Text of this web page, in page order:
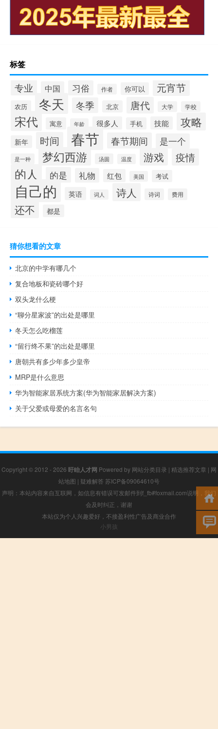
标签
专业 中国 习俗 作者 你可以 元宵节
农历 冬天 冬季 北京 唐代 大学 学校
宋代 寓意 年龄 很多人 手机 技能 攻略
新年 时间 春节 春节期间 是一个
是一种 梦幻西游 汤圆 温度 游戏 疫情
的人 的是 礼物 红包 美国 考试
自己的 英语 词人 诗人 诗词 费用
还不 都是
猜你想看的文章
北京的中学有哪几个
复合地板和瓷砖哪个好
双头龙什么梗
“聊分星家波”的出处是哪里
冬天怎么吃榴莲
“留行终不果”的出处是哪里
唐朝共有多少年多少皇帝
MRP是什么意思
华为智能家居系统方案(华为智能家居解决方案)
关于父爱或母爱的名言名句
Copyright © 2012 - 2026 盱眙人才网 Powered by 网站分类目录 | 精选推荐文章 | 网
站地图 | 疑难解答 苏ICP备09064610号
声明：本站内容来自互联网，如信息有错误可发邮件到f_fb#foxmail.com说明，我们
会及时纠正，谢谢
本站仅为个人兴趣爱好，不接盈利性广告及商业合作
小男孩